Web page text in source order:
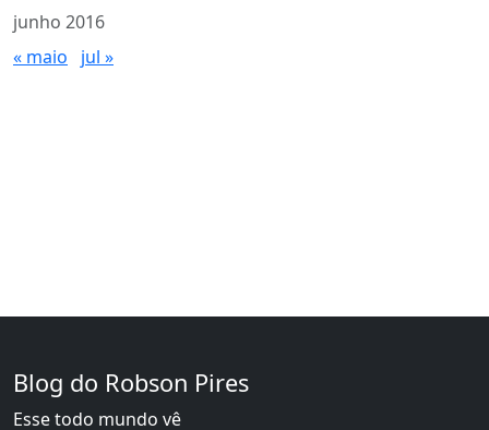
junho 2016
« maio jul »
Blog do Robson Pires
Esse todo mundo vê